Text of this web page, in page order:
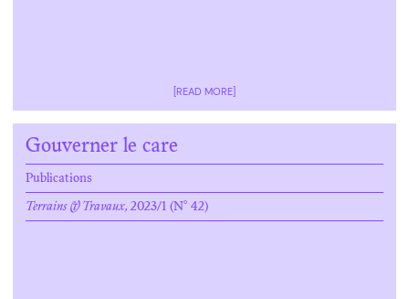
[READ MORE]
Gouverner le care
Publications
Terrains & Travaux, 2023/1 (N° 42)